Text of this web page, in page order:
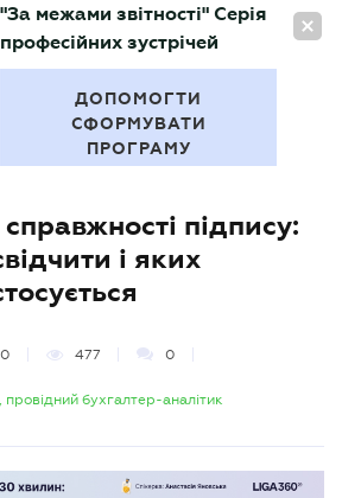
UA
"За межами звітності" Серія
професійних зустрічей
ДОПОМОГТИ
СФОРМУВАТИ
ПРОГРАМУ
підпису:
і яких
477 0
бухгалтер-аналітик